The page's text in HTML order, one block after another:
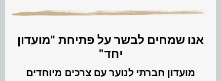
אנו שמחים לבשר על פתיחת "מועדון
יחד"
מועדון חברתי לנוער עם צרכים מיוחדים